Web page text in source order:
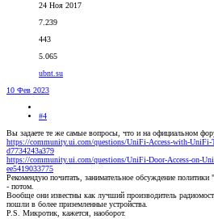
24 Ноя 2017
7.239
443
5.065
ubnt.su
10 Фев 2023
#4
Вы задаете те же самые вопросы, что и на официальном
https://community.ui.com/questions/UniFi-Access-with-UniFi-
d7734243a379
https://community.ui.com/questions/UniFi-Door-Access-on-
ee5419033775
Рекомендую почитать, занимательное обсуждение политики "
- потом.
Вообще они известны как лучший производитель
пошли в более приземленные устройства.
P.S. Микротик, кажется, наоборот.